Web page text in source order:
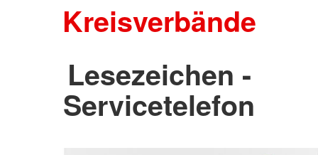
Kreisverbände
Lesezeichen -
Servicetelefon